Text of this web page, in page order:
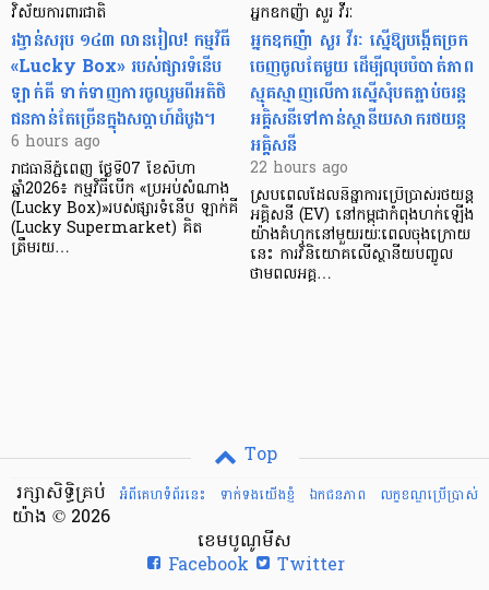
វិស័យការពារជាតិ
រង្វាន់សរុប ១៤៣ លានរៀល! កម្មវិធី
«Lucky Box» របស់ផ្សារទំនើប
ឡាក់គី ទាក់ទាញការចូលរួមពីអតិថិ
ជនកាន់តែច្រើនក្នុងសប្តាហ៍ដំបូង។
6 hours ago
រាជធានីភ្នំពេញ ថ្ងៃទី07 ខែសីហា
ឆ្នាំ2026៖ កម្មវិធីបើក «ប្រអប់សំណាង
(Lucky Box)»របស់ផ្សារទំនើប ឡាក់គី
(Lucky Supermarket) គិត
ត្រឹមរយ…
អ្នកឧកញ៉ា សួរ វីរៈ
អ្នកឧកញ៉ា សួរ វីរៈ ស្នើឱ្យបង្កើតច្រក
ចេញចូលតែមួយ ដើម្បីលុបបំបាត់ភាព
ស្មុគស្មាញលើការស្នើសុំបតភ្ជាប់ចរន្ត
អគ្គិសនីទៅកាន់ស្ថានីយសាករថយន្ត
អគ្គិសនី
22 hours ago
ស្របពេលដែលនិន្នាការប្រើប្រាស់រថយន្ត
អគ្គិសនី (EV) នៅកម្ពុជាកំពុងហក់ឡើង
យ៉ាងគំហុកនៅមួយរយៈពេលចុងក្រោយ
នេះ ការវិនិយោគលើស្ថានីយបញ្ចូល
ថាមពលអគ្គ…
Top
អំពីគេហទំព័រនេះ
ទាក់ទងយើងខ្ញំ ឯកជនភាព លក្ខខណ្ឌ​ប្រើ​ប្រាស់
រក្សាសិទ្ធិគ្រប់
យ៉ាង © 2026
ខេមបូណូមីស
Facebook
Twitter